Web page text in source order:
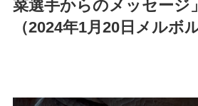
菜選手からのメッセージ」
（2024年1月20日メルボ